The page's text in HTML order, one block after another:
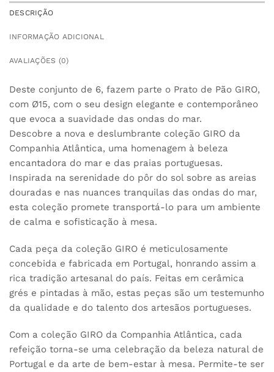
DESCRIÇÃO
INFORMAÇÃO ADICIONAL
AVALIAÇÕES (0)
Deste conjunto de 6, fazem parte o Prato de Pão GIRO,
com Ø15, com o seu design elegante e contemporâneo
que evoca a suavidade das ondas do mar.
Descobre a nova e deslumbrante coleção GIRO da
Companhia Atlântica, uma homenagem à beleza
encantadora do mar e das praias portuguesas.
Inspirada na serenidade do pôr do sol sobre as areias
douradas e nas nuances tranquilas das ondas do mar,
esta coleção promete transportá-lo para um ambiente
de calma e sofisticação à mesa.
Cada peça da coleção GIRO é meticulosamente
concebida e fabricada em Portugal, honrando assim a
rica tradição artesanal do país. Feitas em cerâmica
grés e pintadas à mão, estas peças são um testemunho
da qualidade e do talento dos artesãos portugueses.
Com a coleção GIRO da Companhia Atlântica, cada
refeição torna-se uma celebração da beleza natural de
Portugal e da arte de bem-estar à mesa. Permite-te ser